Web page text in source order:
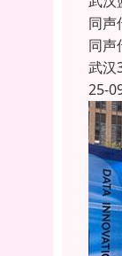
同声
同声
武汉
25-